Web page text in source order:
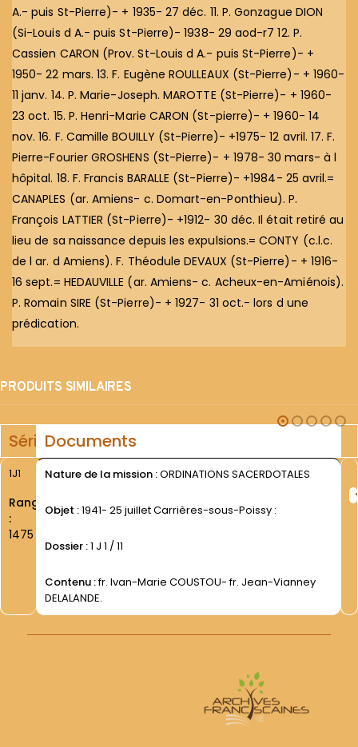
A.- puis St-Pierre)- + 1935- 27 déc. 11. P. Gonzague DION
(Si-Louis d A.- puis St-Pierre)- 1938- 29 aod-r7 12. P.
Cassien CARON (Prov. St-Louis d A.- puis St-Pierre)- +
1950- 22 mars. 13. F. Eugène ROULLEAUX (St-Pierre)- + 1960-
11 janv. 14. P. Marie-Joseph. MAROTTE (St-Pierre)- + 1960-
23 oct. 15. P. Henri-Marie CARON (St-pierre)- + 1960- 14
nov. 16. F. Camille BOUILLY (St-Pierre)- +1975- 12 avril. 17. F.
Pierre-Fourier GROSHENS (St-Pierre)- + 1978- 30 mars- à l
hôpital. 18. F. Francis BARALLE (St-Pierre)- +1984- 25 avril.=
CANAPLES (ar. Amiens- c. Domart-en-Ponthieu). P.
François LATTIER (St-Pierre)- +1912- 30 déc. Il était retiré au
lieu de sa naissance depuis les expulsions.= CONTY (c.l.c.
de l ar. d Amiens). F. Théodule DEVAUX (St-Pierre)- + 1916-
16 sept.= HEDAUVILLE (ar. Amiens- c. Acheux-en-Amiénois).
P. Romain SIRE (St-Pierre)- + 1927- 31 oct.- lors d une
prédication.
PRODUITS SIMILAIRES
SérieDocuments
1J1
Rang
:
1475
Nature de la mission :ORDINATIONS SACERDOTALES
Objet :1941- 25 juillet Carrières-sous-Poissy :
Dossier :1 J 1 / 11
Contenu :fr. Ivan-Marie COUSTOU- fr. Jean-Vianney
DELALANDE.